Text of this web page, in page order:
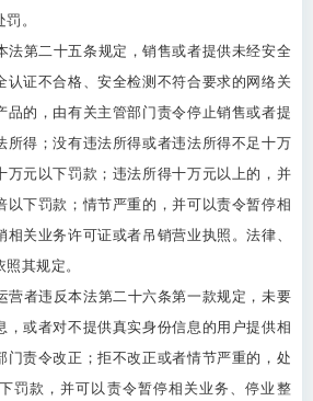
。
第二十五条规定，销售或者提供未经安全
认证不合格、安全检测不符合要求的网络关
品的，由有关主管部门责令停止销售或者提
所得；没有违法所得或者违法所得不足十万
万元以下罚款；违法所得十万元以上的，并
以下罚款；情节严重的，并可以责令暂停相
相关业务许可证或者吊销营业执照。法律、
其规定。
者违反本法第二十六条第一款规定，未要
，或者对不提供真实身份信息的用户提供相
门责令改正；拒不改正或者情节严重的，处
罚款，并可以责令暂停相关业务、停业整